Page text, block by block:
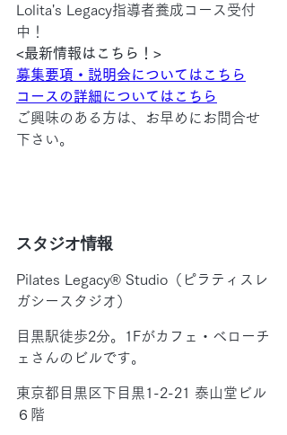
Lolita's Legacy指導者養成コース受付
中！
<最新情報はこちら！>
募集要項・説明会についてはこちら
コースの詳細についてはこちら
ご興味のある方は、お早めにお問合せ
下さい。
スタジオ情報
Pilates Legacy®︎ Studio（ピラティスレ
ガシースタジオ）
目黒駅徒歩2分。1Fがカフェ・ベローチ
ェさんのビルです。
東京都目黒区下目黒1-2-21 泰山堂ビル
６階